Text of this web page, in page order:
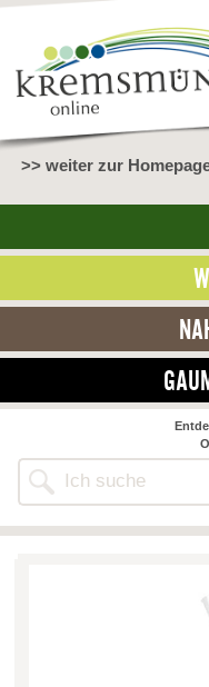
>> weiter zur
>> Bauernmarkt <<
Bäckerei-